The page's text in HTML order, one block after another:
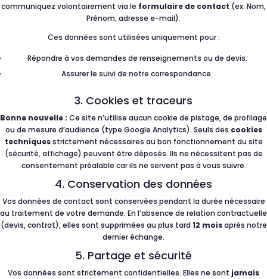
communiquez volontairement via le formulaire de contact (ex: Nom,
Prénom, adresse e-mail).
Ces données sont utilisées uniquement pour :
Répondre à vos demandes de renseignements ou de devis.
Assurer le suivi de notre correspondance.
3. Cookies et traceurs
Bonne nouvelle : Ce site n’utilise aucun cookie de pistage, de profilage
ou de mesure d’audience (type Google Analytics). Seuls des cookies
techniquesstrictement nécessaires au bon fonctionnement du site
(sécurité, affichage) peuvent être déposés. Ils ne nécessitent pas de
consentement préalable car ils ne servent pas à vous suivre.
4. Conservation des données
Vos données de contact sont conservées pendant la durée nécessaire
au traitement de votre demande. En l’absence de relation contractuelle
(devis, contrat), elles sont supprimées au plus tard 12 moisaprès notre
dernier échange.
5. Partage et sécurité
Vos données sont strictement confidentielles. Elles ne sont jamais